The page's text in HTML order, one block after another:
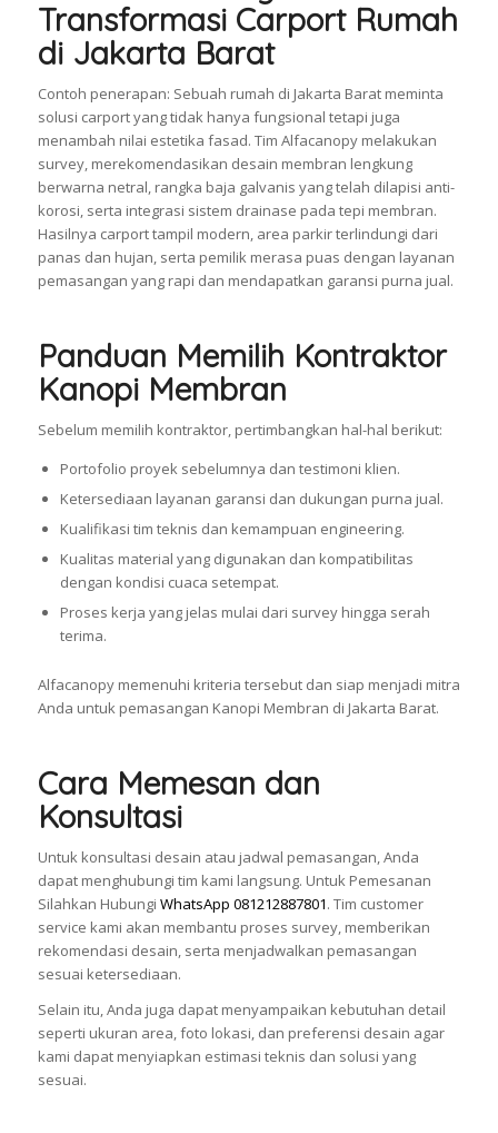
Transformasi Carport Rumah
di Jakarta Barat
Contoh penerapan: Sebuah rumah di Jakarta Barat meminta
solusi carport yang tidak hanya fungsional tetapi juga
menambah nilai estetika fasad. Tim Alfacanopy melakukan
survey, merekomendasikan desain membran lengkung
berwarna netral, rangka baja galvanis yang telah dilapisi anti-
korosi, serta integrasi sistem drainase pada tepi membran.
Hasilnya carport tampil modern, area parkir terlindungi dari
panas dan hujan, serta pemilik merasa puas dengan layanan
pemasangan yang rapi dan mendapatkan garansi purna jual.
Panduan Memilih Kontraktor
Kanopi Membran
Sebelum memilih kontraktor, pertimbangkan hal-hal berikut:
Portofolio proyek sebelumnya dan testimoni klien.
Ketersediaan layanan garansi dan dukungan purna jual.
Kualifikasi tim teknis dan kemampuan engineering.
Kualitas material yang digunakan dan kompatibilitas
dengan kondisi cuaca setempat.
Proses kerja yang jelas mulai dari survey hingga serah
terima.
Alfacanopy memenuhi kriteria tersebut dan siap menjadi mitra
Anda untuk pemasangan Kanopi Membran di Jakarta Barat.
Cara Memesan dan
Konsultasi
Untuk konsultasi desain atau jadwal pemasangan, Anda
dapat menghubungi tim kami langsung. Untuk Pemesanan
Silahkan Hubungi WhatsApp 081212887801. Tim customer
service kami akan membantu proses survey, memberikan
rekomendasi desain, serta menjadwalkan pemasangan
sesuai ketersediaan.
Selain itu, Anda juga dapat menyampaikan kebutuhan detail
seperti ukuran area, foto lokasi, dan preferensi desain agar
kami dapat menyiapkan estimasi teknis dan solusi yang
sesuai.